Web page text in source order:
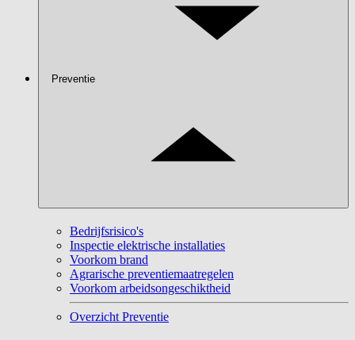
Preventie
Bedrijfsrisico's
Inspectie elektrische installaties
Voorkom brand
Agrarische preventiemaatregelen
Voorkom arbeidsongeschiktheid
Overzicht Preventie